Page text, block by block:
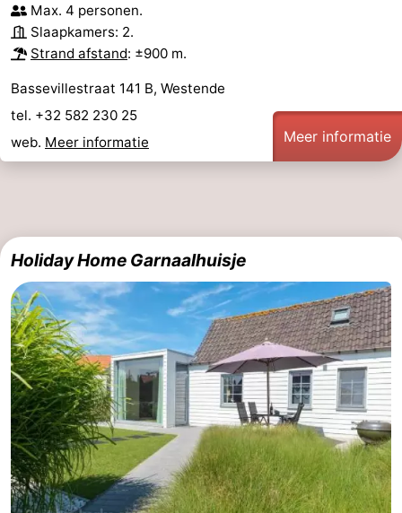
Max. 4 personen.
Slaapkamers: 2.
Strand afstand: ±900 m.
Bassevillestraat 141 B, Westende
tel. +32 582 230 25
web. Meer informatie Meer informatie
Holiday Home Garnaalhuisje